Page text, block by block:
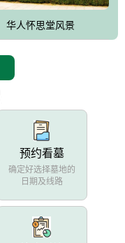
华人怀思堂风景
预约看墓
确定好选择墓地的
日期及线路